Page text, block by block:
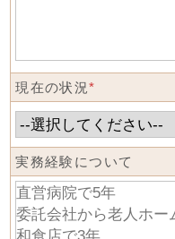
現在の状況*
実務経験について